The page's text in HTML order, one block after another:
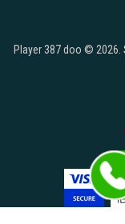
Player 387 doo © 2026.